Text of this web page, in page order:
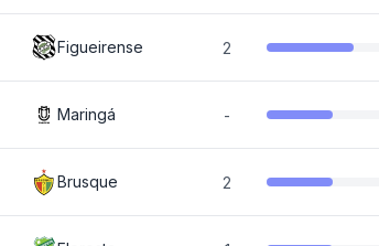
Figueirense 2
Maringá -
Brusque 2